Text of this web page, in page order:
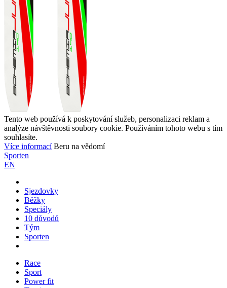
Tento web používá k poskytování služeb, personalizaci reklam a
analýze návštěvnosti soubory cookie. Používáním tohoto webu s tím
souhlasíte.
Více informací Beru na vědomí
Sporten
EN
Sjezdovky
Běžky
Speciály
10 důvodů
Tým
Sporten
Race
Sport
Power fit